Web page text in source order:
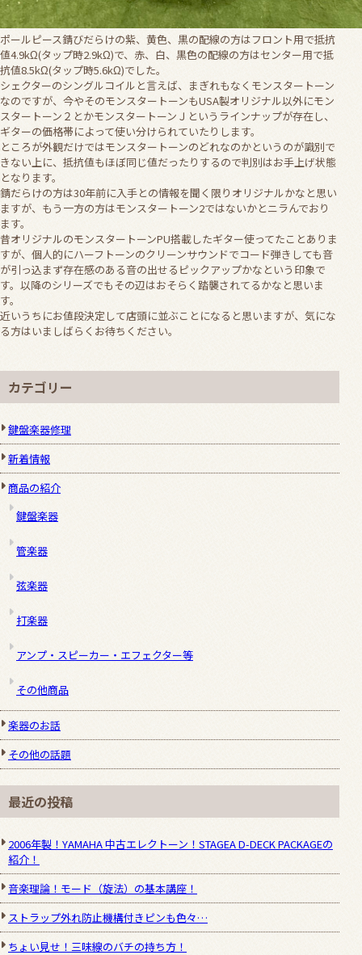
ポールピース錆びだらけの紫、黄色、黒の配線の方はフロント用で抵抗
値4.9kΩ(タップ時2.9kΩ)で、赤、白、黒色の配線の方はセンター用で抵
抗値8.5kΩ(タップ時5.6kΩ)でした。
シェクターのシングルコイルと言えば、まぎれもなくモンスタートーン
なのですが、今やそのモンスタートーンもUSA製オリジナル以外にモン
スタートーン２とかモンスタートーンＪというラインナップが存在し、
ギターの価格帯によって使い分けられていたりします。
ところが外観だけではモンスタートーンのどれなのかというのが識別で
きない上に、抵抗値もほぼ同じ値だったりするので判別はお手上げ状態
となります。
錆だらけの方は30年前に入手との情報を聞く限りオリジナルかなと思い
ますが、もう一方の方はモンスタートーン2ではないかとニラんでおり
ます。
昔オリジナルのモンスタートーンPU搭載したギター使ってたことありま
すが、個人的にハーフトーンのクリーンサウンドでコード弾きしても音
が引っ込まず存在感のある音の出せるピックアップかなという印象で
す。以降のシリーズでもその辺はおそらく踏襲されてるかなと思いま
す。
近いうちにお値段決定して店頭に並ぶことになると思いますが、気にな
る方はいましばらくお待ちください。
カテゴリー
鍵盤楽器修理
新着情報
商品の紹介
鍵盤楽器
管楽器
弦楽器
打楽器
アンプ・スピーカー・エフェクター等
その他商品
楽器のお話
その他の話題
最近の投稿
2006年製！YAMAHA 中古エレクトーン！STAGEA D-DECK PACKAGEの
紹介！
音楽理論！モード（旋法）の基本講座！
ストラップ外れ防止機構付きピンも色々…
ちょい見せ！三味線のバチの持ち方！